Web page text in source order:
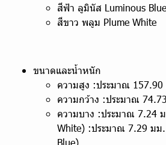
สีฟ้า ลูมินัส Luminous Blue
สีขาว พลูม Plume White
ขนาดและน้ำหนัก
ความสูง :ประมาณ
ความกว้าง :ประมาณ
ความบาง :ประมาณ 7.24
White) :ประมาณ 7.29 ม
Blue)